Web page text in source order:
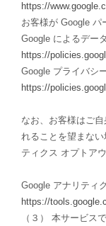
https://
お客様が Google パ
Google によるデー
https://
Google プライバシ
https://
なお、お客様はご
れることを望まな
ティクス オプトア
Google アナリティ
https://
（３） 本サービス